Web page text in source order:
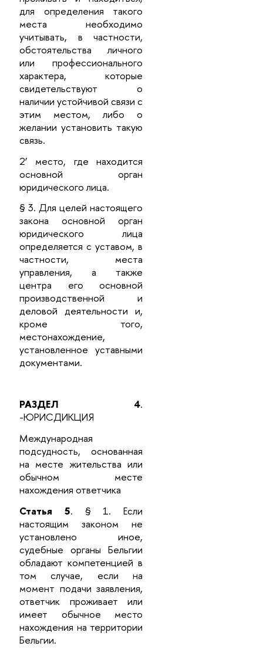
для определения такого
места необходимо
учитывать, в частности,
обстоятельства личного
или профессионального
характера, которые
свидетельствуют о
наличии устойчивой связи с
этим местом, либо о
желании установить такую
связь.
2’ место, где находится
основной орган
юридического лица.
§ 3. Для целей настоящего
закона основной орган
юридического лица
определяется с уставом, в
частности, места
управления, а также
центра его основной
производственной и
деловой деятельности и,
кроме того,
местонахождение,
установленное уставными
документами.
РАЗДЕЛ 4.
-ЮРИСДИКЦИЯ
Международная
подсудность, основанная
на месте жительства или
обычном месте
нахождения ответчика
Статья 5. § 1. Если
настоящим законом не
установлено иное,
судебные органы Бельгии
обладают компетенцией в
том случае, если на
момент подачи заявления,
ответчик проживает или
имеет обычное место
нахождения на территории
Бельгии.